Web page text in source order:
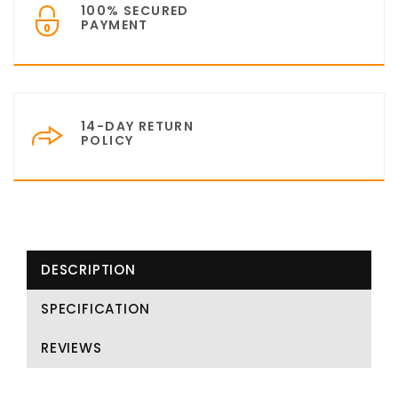
100% SECURED
PAYMENT
14-DAY RETURN
POLICY
DESCRIPTION
SPECIFICATION
REVIEWS